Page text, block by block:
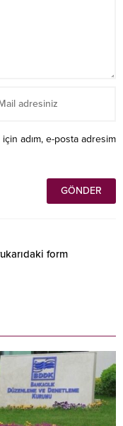
için adım, e-posta adresim
form